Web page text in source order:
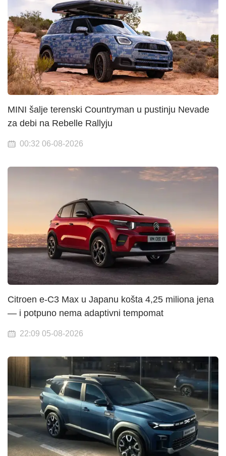
MINI šalje terenski Countryman u pustinju Nevade
za debi na Rebelle Rallyju
00:32 06-08-2026
Citroen e-C3 Max u Japanu košta 4,25 miliona jena
— i potpuno nema adaptivni tempomat
22:09 05-08-2026